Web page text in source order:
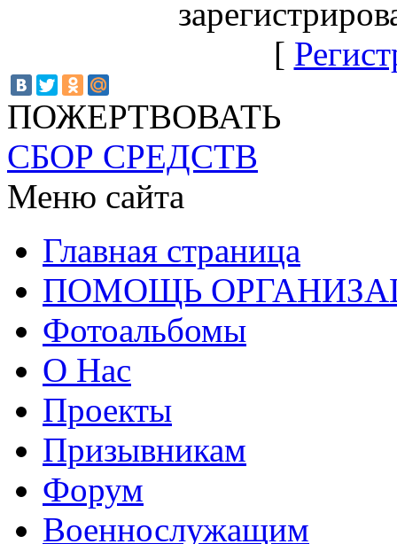
[
ПОЖЕРТВОВАТЬ
СБОР СРЕДСТВ
Меню сайта
Главная страница
ПОМОЩЬ
Фотоальбомы
О Нас
Проекты
Призывникам
Форум
Военнослужащим